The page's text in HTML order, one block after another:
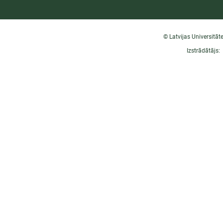
© Latvijas
Izstrādātājs: